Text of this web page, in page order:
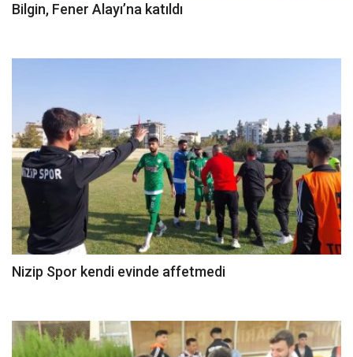
Bilgin, Fener Alayı’na katıldı
Nizip Spor kendi evinde affetmedi